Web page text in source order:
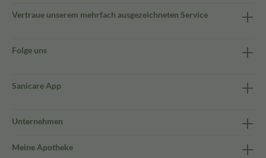
Vertraue unserem mehrfach ausgezeichneten Service
Folge uns
Sanicare App
Unternehmen
Meine Apotheke